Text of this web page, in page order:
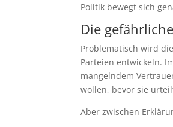
Politik bewegt sich
Die
Problematisch wird
Parteien entwickeln.
mangelndem
wollen, bevor sie
Aber zwischen